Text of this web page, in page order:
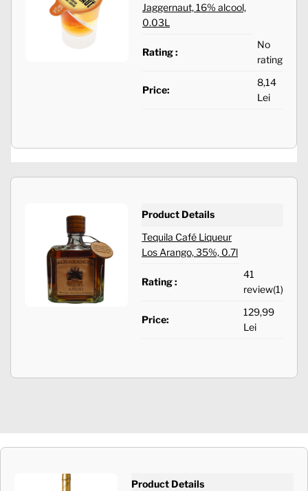
Jaggernaut, 16% alcool,
0.03L
Rating :
No
rating
Price:
8,14
Lei
Product Details
Tequila Café Liqueur
Los Arango, 35%, 0.7l
Rating :
41
review(1)
Price:
129,99
Lei
Product Details